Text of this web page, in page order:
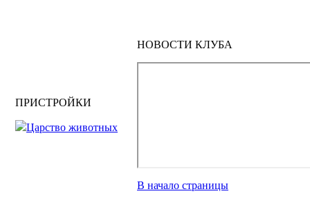
ПРИСТРОЙКИ
Царство животных
НОВОСТИ КЛУБА
В начало страницы